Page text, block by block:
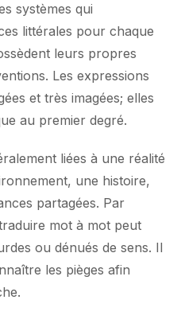
systèmes qui
littérales pour chaque
leurs propres
Les expressions
et très imagées; elles
au premier degré.
liées à une réalité
une histoire,
partagées. Par
mot à mot peut
ou dénués de sens. Il
les pièges afin